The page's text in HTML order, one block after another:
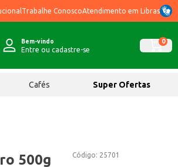
Trabalhe ConoscoAtendimento em Libras
Bem-vindo
Entre ou cadastre-se
0
Cafés Super Ofertas
Código: 25701
500g